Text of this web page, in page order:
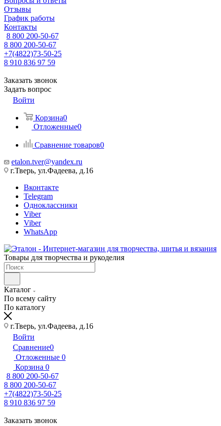
Отзывы
График работы
Контакты
8 800 200-50-67
8 800 200-50-67
+7(4822)73-50-25
8 910 836 97 59
Заказать звонок
Задать вопрос
Войти
Корзина0
Отложенные0
Сравнение товаров0
etalon.tver@yandex.ru
г.Тверь, ул.Фадеева, д.16
Вконтакте
Telegram
Одноклассники
Viber
Viber
WhatsApp
Товары для творчества и рукоделия
Каталог
По всему сайту
По каталогу
г.Тверь, ул.Фадеева, д.16
Войти
Сравнение0
Отложенные 0
Корзина 0
8 800 200-50-67
8 800 200-50-67
+7(4822)73-50-25
8 910 836 97 59
Заказать звонок